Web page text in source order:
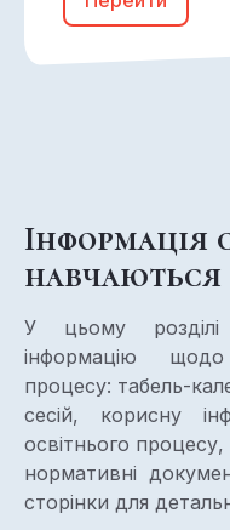
Інформація
навчаються
У цьому
інформацію щодо
процесу: табель-
сесій, корисну
освітнього
нормативні
сторінки для